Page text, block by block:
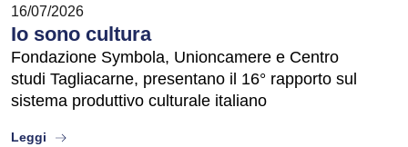
16/07/2026
Io sono cultura
Fondazione Symbola, Unioncamere e Centro
studi Tagliacarne, presentano il 16° rapporto sul
sistema produttivo culturale italiano
Leggi about